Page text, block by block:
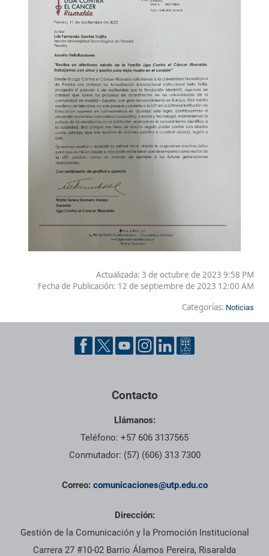
Actualizada: 3 de octubre de 2023 9:58 PM
Fecha de Publicación: 12 de septiembre de 2023 12:00 AM
Categorías: Noticias
Contacto
Llámanos:
Teléfono: +57 606 3137565
Conmutador: (57) (606) 313 7300
Correo: comunicaciones@utp.edu.co
Dirección:
Gestión de la Comunicación y la Promoción Institucional
Carrera 27 #10-02 Barrio Álamos Pereira, Risaralda